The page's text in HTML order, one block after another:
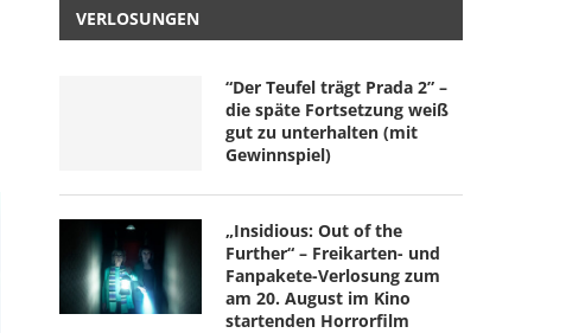
VERLOSUNGEN
“Der Teufel trägt Prada 2” –
die späte Fortsetzung weiß
gut zu unterhalten (mit
Gewinnspiel)
„Insidious: Out of the
Further“ – Freikarten- und
Fanpakete-Verlosung zum
am 20. August im Kino
startenden Horrorfilm